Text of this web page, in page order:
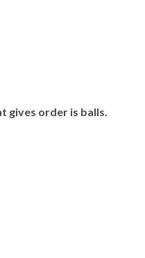
gives order is balls.